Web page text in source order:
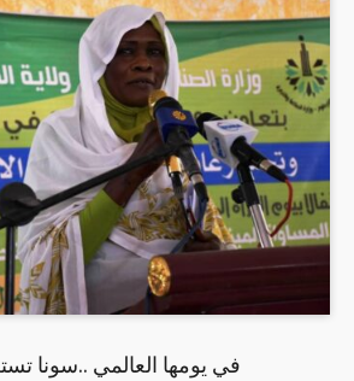
في يومها العالمي ..سونا